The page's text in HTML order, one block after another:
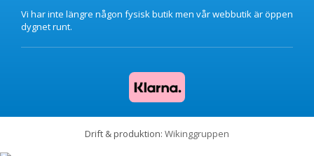
Vi har inte längre någon fysisk butik men vår webbutik är öppen
dygnet runt.
Drift & produktion: Wikinggruppen